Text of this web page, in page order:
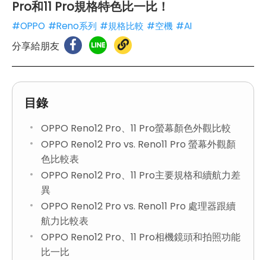
Pro和11 Pro規格特色比一比！
#OPPO #Reno系列 #規格比較 #空機 #AI
分享給朋友
目錄
OPPO Reno12 Pro、11 Pro螢幕顏色外觀比較
OPPO Reno12 Pro vs. Reno11 Pro 螢幕外觀顏
色比較表
OPPO Reno12 Pro、11 Pro主要規格和續航力差
異
OPPO Reno12 Pro vs. Reno11 Pro 處理器跟續
航力比較表
OPPO Reno12 Pro、11 Pro相機鏡頭和拍照功能
比一比